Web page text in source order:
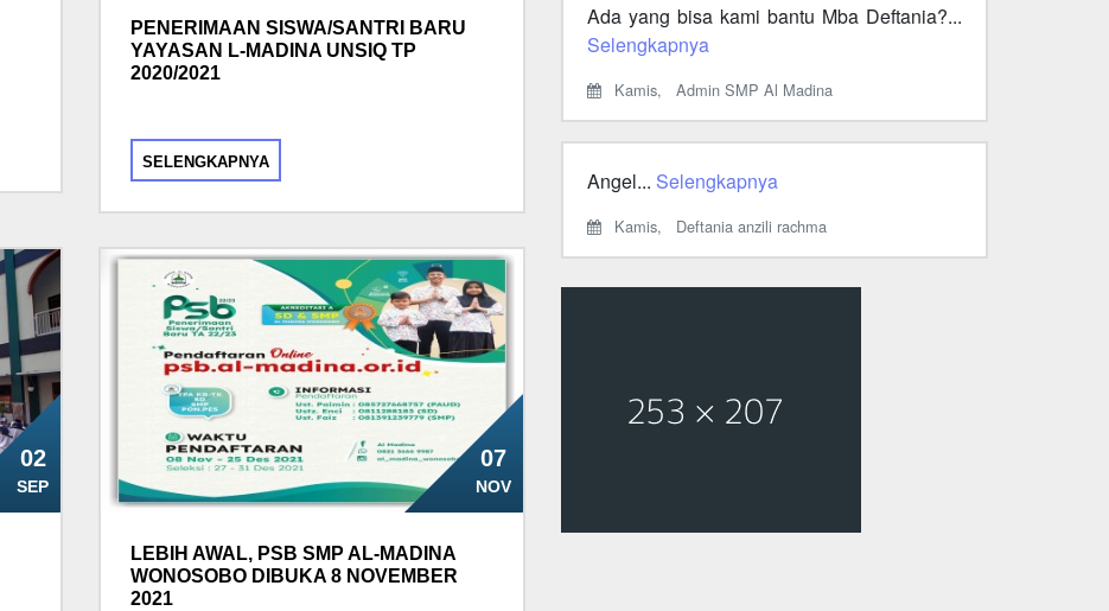
PENERIMAAN SISWA/SANTRI BARU
YAYASAN L-MADINA UNSIQ TP
2020/2021
SELENGKAPNYA
02
SEP
07
NOV
LEBIH AWAL, PSB SMP AL-MADINA
WONOSOBO DIBUKA 8 NOVEMBER
2021
Ada yang bisa kami bantu Mba Deftania?...
Selengkapnya
Kamis, Admin SMP Al Madina
Angel... Selengkapnya
Kamis, Deftania anzili rachma